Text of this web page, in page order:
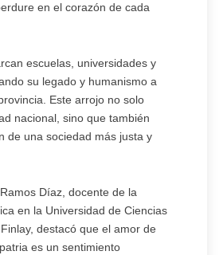
en el corazón de cada
escuelas, universidades y
su legado y humanismo a
Este arrojo no solo
nacional, sino que también
de una sociedad más justa y
Díaz, docente de la
en la Universidad de Ciencias
destacó que el amor de
es un sentimiento